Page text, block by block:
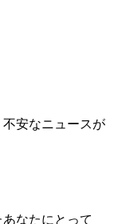
安なニュースが
なたにとって